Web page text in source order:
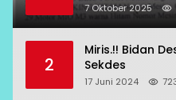
7 Oktober 2025
2
Miris.!! Bidan
Sekdes
17 Juni 2024